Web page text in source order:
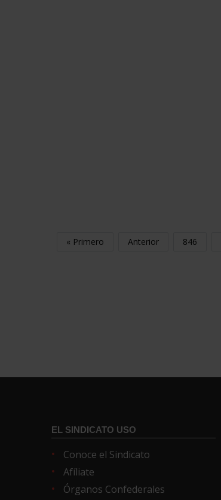
« Primero Anterior 846
EL SINDICATO USO
Conoce el Sindicato
Afíliate
Órganos Confederales